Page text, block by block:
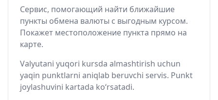
Сервис, помогающий найти ближайшие
пункты обмена валюты с выгодным курсом.
Покажет местоположение пункта прямо на
карте.
Valyutani yuqori kursda almashtirish uchun
yaqin punktlarni aniqlab beruvchi servis. Punkt
joylashuvini kartada ko‘rsatadi.